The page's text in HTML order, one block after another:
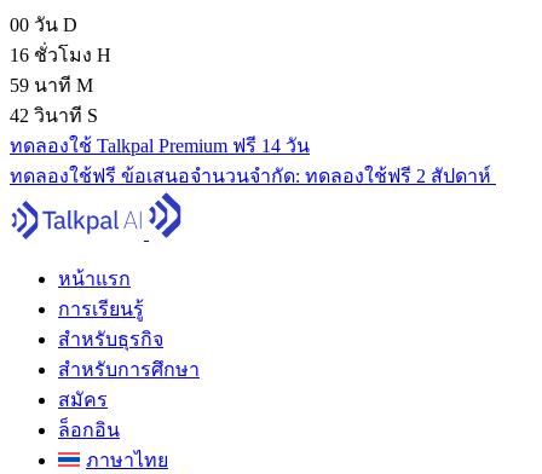
00 วัน D
16 ชั่วโมง H
59 นาที M
40 วินาที S
ทดลองใช้ Talkpal Premium ฟรี 14 วัน
ทดลองใช้ฟรี ข้อเสนอจํานวนจํากัด: ทดลองใช้ฟรี 2 สัปดาห์
หน้าแรก
การเรียนรู้
สำหรับธุรกิจ
สำหรับการศึกษา
สมัคร
ล็อกอิน
ภาษาไทย